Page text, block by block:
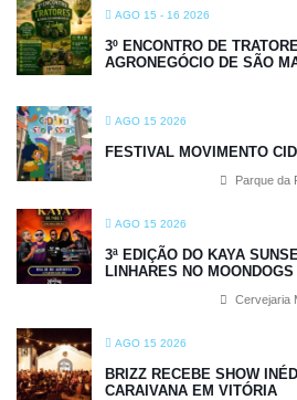
AGO 15 - 16 2026
3º ENCONTRO DE
AGRONEGÓCIO DE SÃO
AGO 15 2026
FESTIVAL MOVIMENTO
Parque da
AGO 15 2026
3ª EDIÇÃO DO KAYA
LINHARES NO
Cervejaria
AGO 15 2026
BRIZZ RECEBE SHOW
CARAIVANA EM VITÓRIA